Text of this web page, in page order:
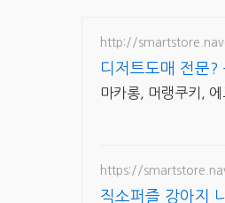
http://
디저트도매 전문?
마카롱, 머랭쿠키,
https://
직소퍼즐 강아지